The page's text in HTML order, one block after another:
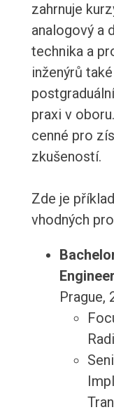
zahrnuje
analogový a
technika a
inženýrů
praxi v
cenné pro
zkušeností.
Zde je
vhodných
Prague,